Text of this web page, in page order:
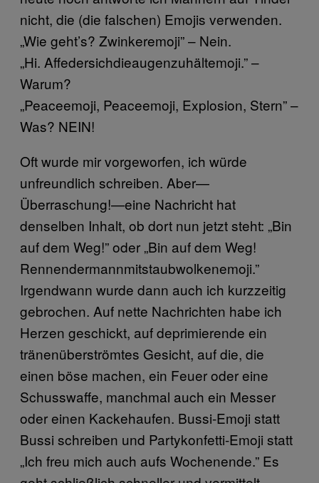
nicht, die (die falschen) Emojis verwenden.
„Wie geht’s? Zwinkeremoji” – Nein.
„Hi. Affedersichdieaugenzuhältemoji.” –
Warum?
„Peaceemoji, Peaceemoji, Explosion, Stern” –
Was? NEIN!
Oft wurde mir vorgeworfen, ich würde
unfreundlich schreiben. Aber—
Überraschung!—eine Nachricht hat
denselben Inhalt, ob dort nun jetzt steht: „Bin
auf dem Weg!” oder „Bin auf dem Weg!
Rennendermannmitstaubwolkenemoji.”
Irgendwann wurde dann auch ich kurzzeitig
gebrochen. Auf nette Nachrichten habe ich
Herzen geschickt, auf deprimierende ein
tränenüberströmtes Gesicht, auf die, die
einen böse machen, ein Feuer oder eine
Schusswaffe, manchmal auch ein Messer
oder einen Kackehaufen. Bussi-Emoji statt
Bussi schreiben und Partykonfetti-Emoji statt
„Ich freu mich auch aufs Wochenende.” Es